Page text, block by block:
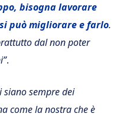
bisogna lavorare
può migliorare e farlo.
dal non poter
.
siano sempre dei
come la nostra che è